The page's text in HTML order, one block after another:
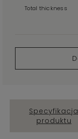
Total thickness
Specyfikacja
produktu